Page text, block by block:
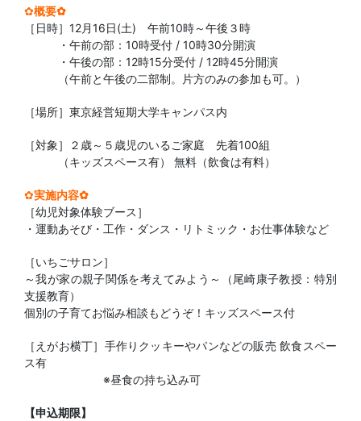
✿概要✿
［日時］ 12月16日(土) 午前10時～午後３時
・午前の部：10時受付 / 10時30分開演
・午後の部：12時15分受付 / 12時45分開演
（午前と午後の二部制。片方のみの参加も可。）
［場所］東京経営短期大学キャンパス内
［対象］２歳～５歳児のいるご家庭 先着100組
（キッズスペース有）
無料（飲食は有料）
✿実施内容✿
［幼児対象体験ブース］
・運動あそび・工作・ダンス・リトミック・お仕事体験など
［いちごサロン］
～我が家の親子関係を考えてみよう～（尾崎康子教授：特別
支援教育）
個別の子育てお悩み相談もどうぞ！キッズスペース付
［えがお横丁］手作りクッキーやパンなどの販売 飲食スペー
ス有
※昼食の持ち込み可
【申込期限】